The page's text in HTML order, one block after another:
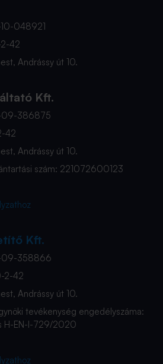
048921
42
Andrássy út 10.
Kft.
09-386875
42
Andrássy út 10.
szám: 221072600123
Kft.
09-358866
2-42
Andrássy út 10.
tevékenység engedélyszáma:
H-EN-I-729/2020